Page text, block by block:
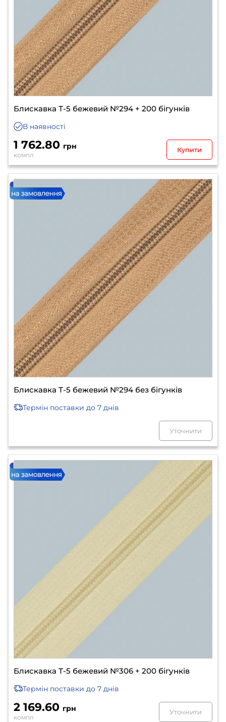
Блискавка Т-5 бежевий №294 + 200 бігунків
В наявності
1 762.80 грн
компл
Купити
Блискавка Т-5 бежевий №294 без бігунків
Термін поставки до 7 днів
Уточнити
Блискавка Т-5 бежевий №306 + 200 бігунків
Термін поставки до 7 днів
2 169.60 грн
компл
Уточнити